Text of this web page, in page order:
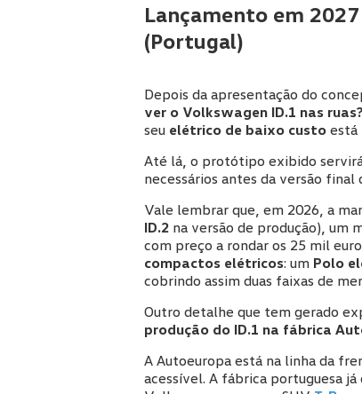
Lançamento em
(Portugal)
Depois da apresentação do
ver o Volkswagen ID.1 nas ruas?
seu elétrico de baixo custo está
Até lá, o protótipo exibido
necessários antes da versão final
Vale lembrar que, em 2026, a
ID.2 na versão de produção), um
com preço a rondar os 25 mil
compactos elétricos: um Polo
cobrindo assim duas faixas de
Outro detalhe que tem gerado
produção do ID.1 na fábrica
A Autoeuropa está na linha da
acessível. A fábrica portuguesa